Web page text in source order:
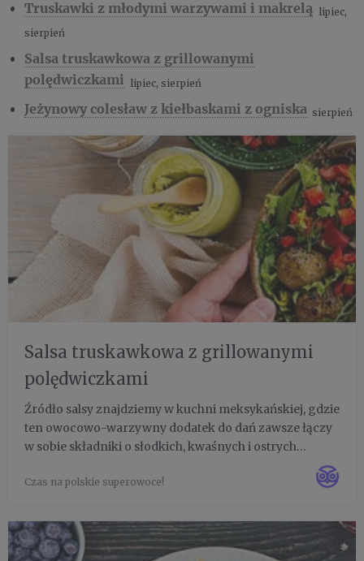
Truskawki z młodymi warzywami i makrelą lipiec,
sierpień
Salsa truskawkowa z grillowanymi
polędwiczkami
lipiec, sierpień
Jeżynowy colesław z kiełbaskami z ogniska sierpień
Salsa truskawkowa z grillowanymi
polędwiczkami
Źródło salsy znajdziemy w kuchni meksykańskiej, gdzie
ten owocowo-warzywny dodatek do dań zawsze łączy
w sobie składniki o słodkich, kwaśnych i ostrych
owoce jagodowe, które dopełnione ostrą cebulą, solą,
Czas na polskie superowoce!